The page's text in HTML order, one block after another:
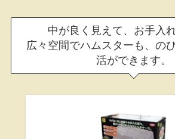
中が良く見えて、お手入
広々空間でハムスターも、の
活ができます。